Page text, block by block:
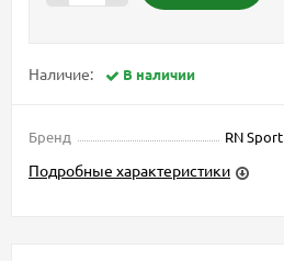
Наличие: В наличии
Бренд RN Sport
Подробные характеристики